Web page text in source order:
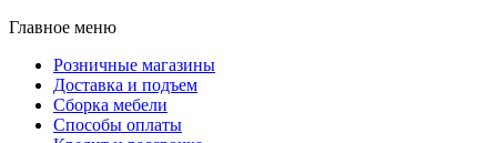
Главное меню
Розничные магазины
Доставка и подъем
Сборка мебели
Способы оплаты